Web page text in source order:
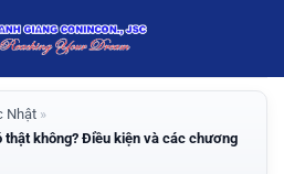
Nhật »
thật không? Điều kiện và các chương